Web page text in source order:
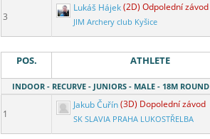
3
Lukáš Hájek(2D) Odpolední závod
JIM Archery club Kyšice
POS. ATHLETE
INDOOR - RECURVE - JUNIORS - MALE - 18M ROUND
1
Jakub Čuřín(3D) Dopolední závod
SK SLAVIA PRAHA LUKOSTŘELBA